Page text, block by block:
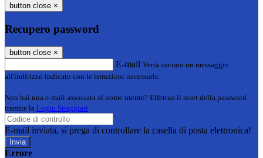
button close ×
Recupero password
button close ×
E-mail Verrà inviato un messaggio
all'indirizzo indicato con le istruzioni necessarie.
Non hai una e-mail associata al nome utente? Effettua il reset della password
tramite la Login Spaggiari
E-mail inviata, si prega di controllare la casella di posta elettronica!
Errore